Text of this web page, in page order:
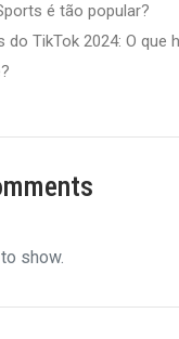
é tão popular?
do TikTok 2024: O que
show.